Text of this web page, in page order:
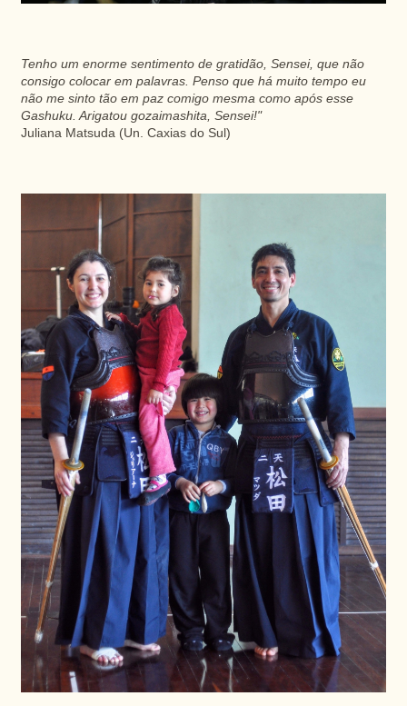
Tenho um enorme sentimento de gratidão, Sensei, que não
consigo colocar em palavras. Penso que há muito tempo eu
não me sinto tão em paz comigo mesma como após esse
Gashuku. Arigatou gozaimashita, Sensei!"
Juliana Matsuda (Un. Caxias do Sul)